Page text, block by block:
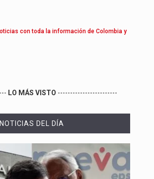
con toda la información de Colombia y
LO MÁS VISTO ------------------------
NOTICIAS DEL DÍA